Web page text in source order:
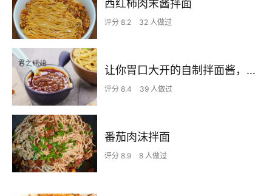
西红柿肉末酱拌面
评分 8.2 32 人做过
让你胃口大开的自制拌面酱，拌面、拌饭、蘸馒头！
评分 8.4 39 人做过
番茄肉沫拌面
评分 8.9 8 人做过